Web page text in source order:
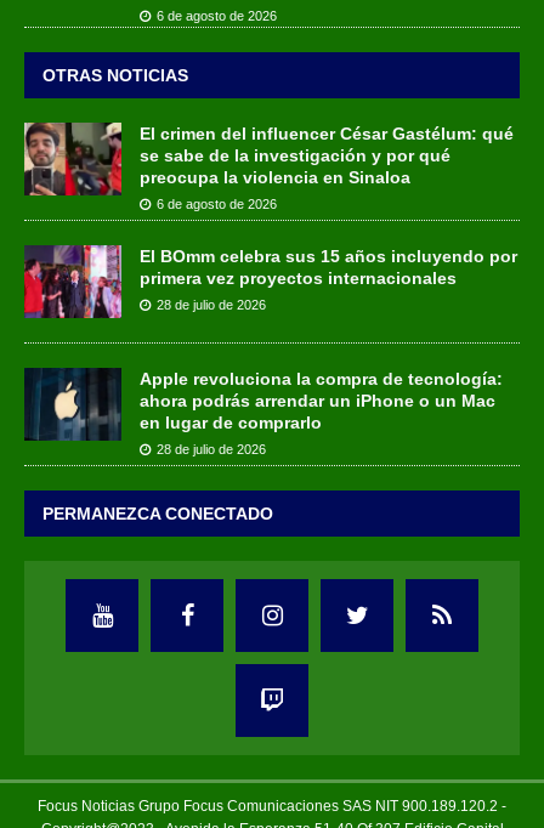
6 de agosto de 2026
OTRAS NOTICIAS
El crimen del influencer César Gastélum: qué
se sabe de la investigación y por qué
preocupa la violencia en Sinaloa
6 de agosto de 2026
El BOmm celebra sus 15 años incluyendo por
primera vez proyectos internacionales
28 de julio de 2026
Apple revoluciona la compra de tecnología:
ahora podrás arrendar un iPhone o un Mac
en lugar de comprarlo
28 de julio de 2026
PERMANEZCA CONECTADO
Focus Noticias Grupo Focus Comunicaciones SAS NIT 900.189.120.2 -